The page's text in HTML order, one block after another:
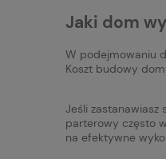
Jaki dom
W podejmowaniu
Koszt budowy
Jeśli zastanawiasz
parterowy często
na efektywne